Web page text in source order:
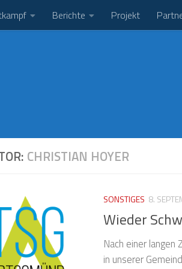
Berichte Projekt
CHRISTIAN HOYER
SONSTIGES 8.
Wieder
Nach einer
in unserer